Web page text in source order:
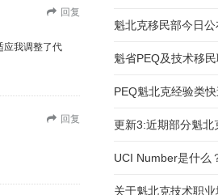
回复
应我调整了代
回复
魁北克移民部今日
魁省PEQ及技术移
PEQ魁北克经验类
更新3:近期部分魁北
UCI Number是什么